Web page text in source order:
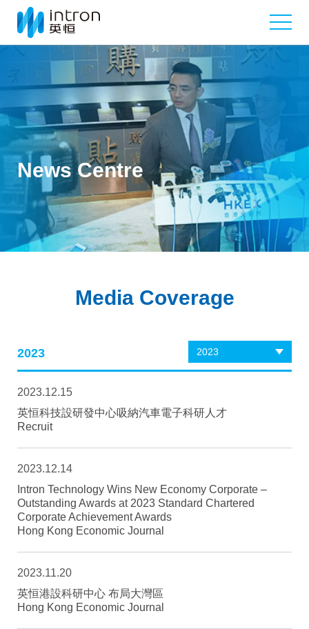
News Centre
Media Coverage
2023 2023
2023.12.15
英恒科技設研發中心吸納汽車電子科研人才
Recruit
2023.12.14
Intron Technology Wins New Economy Corporate –
Outstanding Awards at 2023 Standard Chartered
Corporate Achievement Awards
Hong Kong Economic Journal
2023.11.20
英恒港設科研中心 布局大灣區
Hong Kong Economic Journal